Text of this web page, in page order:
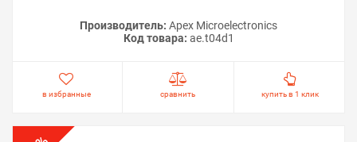
Производитель: Apex Microelectronics
Код товара: ae.t04d1
в избранные сравнить купить в 1 клик